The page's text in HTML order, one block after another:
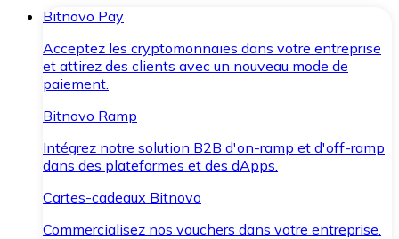
Bitnovo Pay
Acceptez les cryptomonnaies dans votre entreprise
et attirez des clients avec un nouveau mode de
paiement.
Bitnovo Ramp
Intégrez notre solution B2B d'on-ramp et d'off-ramp
dans des plateformes et des dApps.
Cartes-cadeaux Bitnovo
Commercialisez nos vouchers dans votre entreprise.